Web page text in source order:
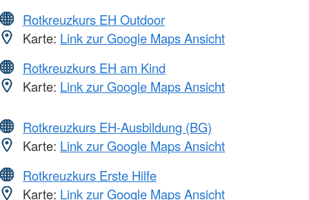
Rotkreuzkurs EH Outdoor
Karte: Link zur Google Maps Ansicht
Rotkreuzkurs EH am Kind
Karte: Link zur Google Maps Ansicht
Rotkreuzkurs EH-Ausbildung (BG)
Karte: Link zur Google Maps Ansicht
Rotkreuzkurs Erste Hilfe
Karte: Link zur Google Maps Ansicht